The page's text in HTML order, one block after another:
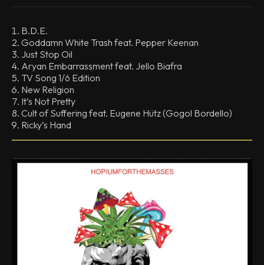
B.D.E.
Goddamn White Trash feat. Pepper Keenan
Just Stop Oil
Aryan Embarrassment feat. Jello Biafra
TV Song 1/6 Edition
New Religion
It’s Not Pretty
Cult of Suffering feat. Eugene Hütz (Gogol Bordello)
Ricky’s Hand